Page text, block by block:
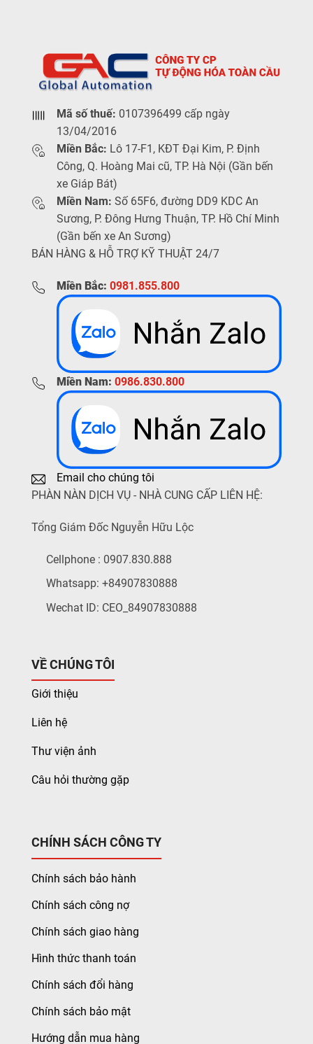
Mã số thuế: 0107396499 cấp ngày
13/04/2016
Miền Bắc: Lô 17-F1, KĐT Đại Kim, P. Định
Công, Q. Hoàng Mai cũ, TP. Hà Nội (Gần bến
xe Giáp Bát)
Miền Nam: Số 65F6, đường DD9 KDC An
Sương, P. Đông Hưng Thuận, TP. Hồ Chí Minh
(Gần bến xe An Sương)
BÁN HÀNG & HỖ TRỢ KỸ THUẬT 24/7
Miền Bắc: 0981.855.800
Miền Nam: 0986.830.800
Email cho chúng tôi
PHÀN NÀN DỊCH VỤ - NHÀ CUNG CẤP LIÊN HỆ:
Tổng Giám Đốc Nguyễn Hữu Lộc
Cellphone : 0907.830.888
Whatsapp: +84907830888
Wechat ID: CEO_84907830888
VỀ CHÚNG TÔI
Giới thiệu
Liên hệ
Thư viện ảnh
Câu hỏi thường gặp
CHÍNH SÁCH CÔNG TY
Chính sách bảo hành
Chính sách công nợ
Chính sách giao hàng
Hình thức thanh toán
Chính sách đổi hàng
Chính sách bảo mật
Hướng dẫn mua hàng